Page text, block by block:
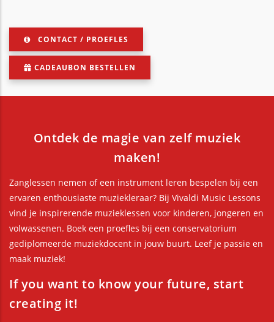
CONTACT / PROEFLES
CADEAUBON BESTELLEN
Ontdek de magie van zelf muziek
maken!
Zanglessen nemen of een instrument leren bespelen bij een
ervaren enthousiaste muziekleraar? Bij Vivaldi Music Lessons
vind je inspirerende muzieklessen voor kinderen, jongeren en
volwassenen. Boek een proefles bij een conservatorium
gediplomeerde muziekdocent in jouw buurt. Leef je passie en
maak muziek!
If you want to know your future, start
creating it!